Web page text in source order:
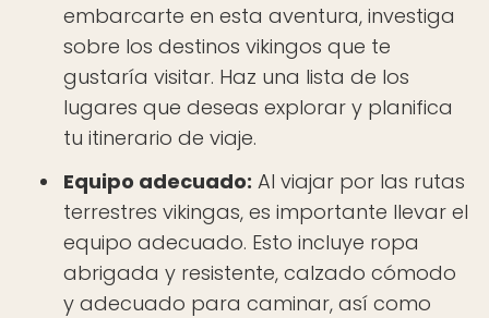
embarcarte en esta aventura, investiga
sobre los destinos vikingos que te
gustaría visitar. Haz una lista de los
lugares que deseas explorar y planifica
tu itinerario de viaje.
Equipo adecuado: Al viajar por las rutas
terrestres vikingas, es importante llevar el
equipo adecuado. Esto incluye ropa
abrigada y resistente, calzado cómodo
y adecuado para caminar, así como